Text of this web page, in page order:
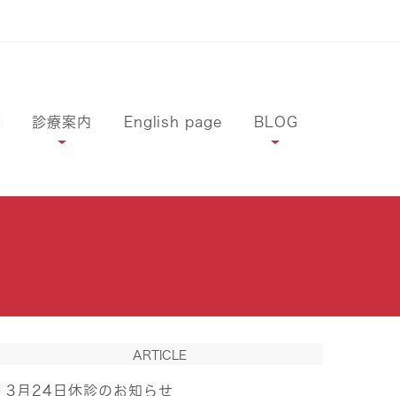
診療案内 English page BLOG
ARTICLE
3月24日休診のお知らせ